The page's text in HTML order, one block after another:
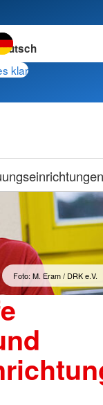
wechseln zu
klar
Foto: M. Eram / DRK e.V.